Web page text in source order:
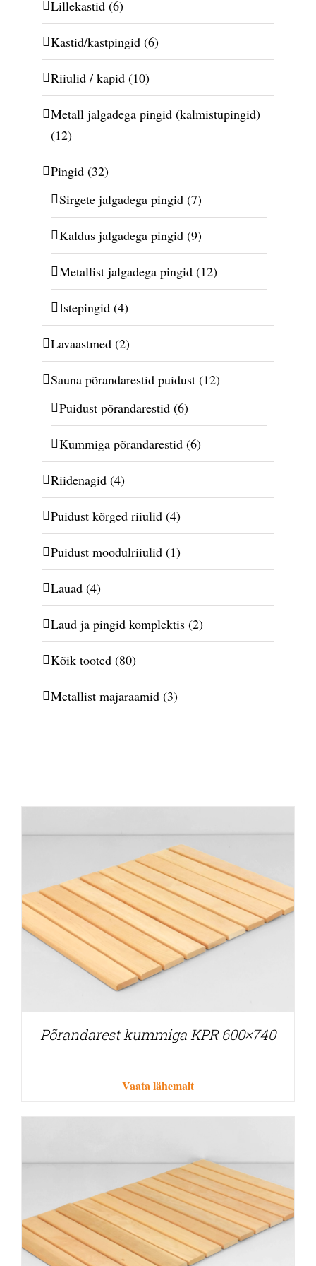
Põrandarest kummiga KPR 600×740
Vaata lähemalt
Lillekastid (6)
Kastid/kastpingid (6)
Riiulid / kapid (10)
Metall jalgadega pingid (kalmistupingid)
(12)
Pingid (32)
Sirgete jalgadega pingid (7)
Kaldus jalgadega pingid (9)
Metallist jalgadega pingid (12)
Istepingid (4)
Lavaastmed (2)
Sauna põrandarestid puidust (12)
Puidust põrandarestid (6)
Kummiga põrandarestid (6)
Riidenagid (4)
Puidust kõrged riiulid (4)
Puidust moodulriiulid (1)
Lauad (4)
Laud ja pingid komplektis (2)
Kõik tooted (80)
Metallist majaraamid (3)